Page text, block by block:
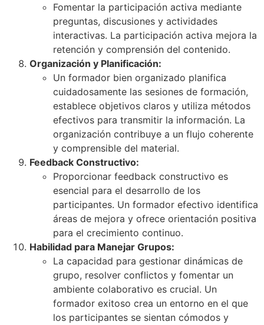
Fomentar la participación activa mediante
preguntas, discusiones y actividades
interactivas. La participación activa mejora la
retención y comprensión del contenido.
Organización y Planificación:
Un formador bien organizado planifica
cuidadosamente las sesiones de formación,
establece objetivos claros y utiliza métodos
efectivos para transmitir la información. La
organización contribuye a un flujo coherente
y comprensible del material.
Feedback Constructivo:
Proporcionar feedback constructivo es
esencial para el desarrollo de los
participantes. Un formador efectivo identifica
áreas de mejora y ofrece orientación positiva
para el crecimiento continuo.
Habilidad para Manejar Grupos:
La capacidad para gestionar dinámicas de
grupo, resolver conflictos y fomentar un
ambiente colaborativo es crucial. Un
formador exitoso crea un entorno en el que
los participantes se sientan cómodos y